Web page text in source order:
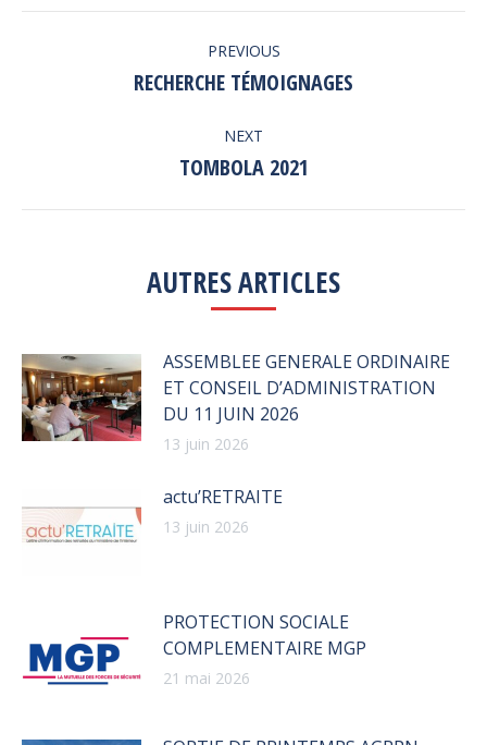
NAVIGATION PREVIOUS
Previous
RECHERCHE TÉMOIGNAGES
NEXT
Next
TOMBOLA 2021
AUTRES ARTICLES
ASSEMBLEE GENERALE ORDINAIRE
ET CONSEIL D’ADMINISTRATION
DU 11 JUIN 2026
13 juin 2026
actu’RETRAITE
13 juin 2026
PROTECTION SOCIALE
COMPLEMENTAIRE MGP
21 mai 2026